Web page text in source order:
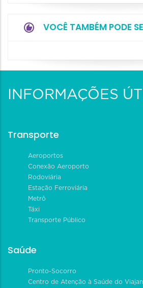
VOCÊ TAMBÉM PODE
INFORMAÇÕES
Transporte
Aeroportos
Conexão Aeroporto
Rodoviária
Estação Ferroviária
Metrô
Táxi
Transporte Público
Saúde
Pronto-Socorro
Centro de Atenção à Saúde do